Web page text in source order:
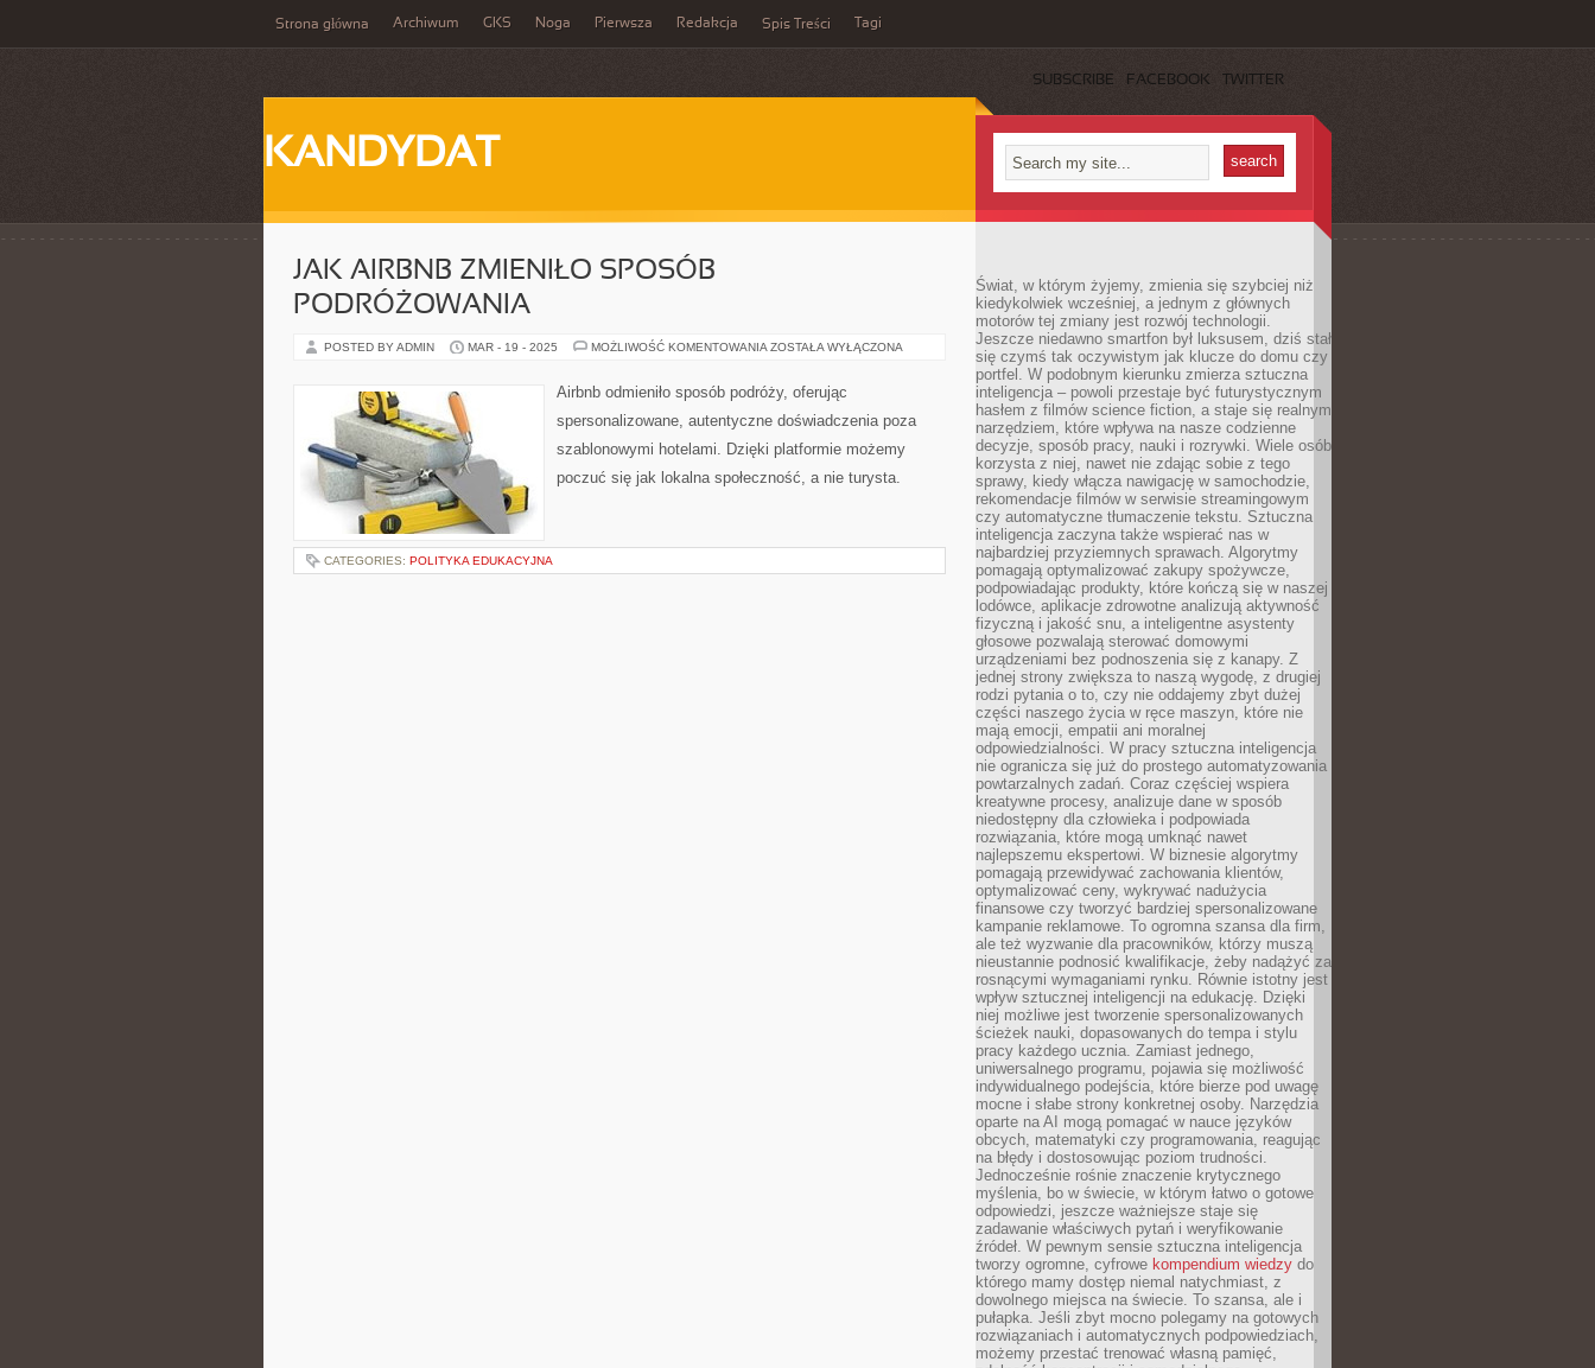
Strona główna Archiwum GKS Noga Pierwsza Redakcja Spis Treści Tagi
SUBSCRIBE FACEBOOK TWITTER
KANDYDAT
JAK AIRBNB ZMIENIŁO SPOSÓB
PODRÓŻOWANIA
POSTED BY ADMIN MAR - 19 - 2025 MOŻLIWOŚĆ KOMENTOWANIA JAK
SPOSÓB
PODRÓŻOWANIA
ZOSTAŁA WYŁĄCZONA
Airbnb odmieniło sposób podróży, oferując
spersonalizowane, autentyczne doświadczenia poza
szablonowymi hotelami. Dzięki platformie możemy
poczuć się jak lokalna społeczność, a nie turysta.
CATEGORIES: POLITYKA EDUKACYJNA
Świat, w którym żyjemy, zmienia się szybciej niż
kiedykolwiek wcześniej, a jednym z głównych
motorów tej zmiany jest rozwój technologii.
Jeszcze niedawno smartfon był luksusem, dziś stał
się czymś tak oczywistym jak klucze do domu czy
portfel. W podobnym kierunku zmierza sztuczna
inteligencja – powoli przestaje być futurystycznym
hasłem z filmów science fiction, a staje się realnym
narzędziem, które wpływa na nasze codzienne
decyzje, sposób pracy, nauki i rozrywki. Wiele osób
korzysta z niej, nawet nie zdając sobie z tego
sprawy, kiedy włącza nawigację w samochodzie,
rekomendacje filmów w serwisie streamingowym
czy automatyczne tłumaczenie tekstu. Sztuczna
inteligencja zaczyna także wspierać nas w
najbardziej przyziemnych sprawach. Algorytmy
pomagają optymalizować zakupy spożywcze,
podpowiadając produkty, które kończą się w naszej
lodówce, aplikacje zdrowotne analizują aktywność
fizyczną i jakość snu, a inteligentne asystenty
głosowe pozwalają sterować domowymi
urządzeniami bez podnoszenia się z kanapy. Z
jednej strony zwiększa to naszą wygodę, z drugiej
rodzi pytania o to, czy nie oddajemy zbyt dużej
części naszego życia w ręce maszyn, które nie
mają emocji, empatii ani moralnej
odpowiedzialności. W pracy sztuczna inteligencja
nie ogranicza się już do prostego automatyzowania
powtarzalnych zadań. Coraz częściej wspiera
kreatywne procesy, analizuje dane w sposób
niedostępny dla człowieka i podpowiada
rozwiązania, które mogą umknąć nawet
najlepszemu ekspertowi. W biznesie algorytmy
pomagają przewidywać zachowania klientów,
optymalizować ceny, wykrywać nadużycia
finansowe czy tworzyć bardziej spersonalizowane
kampanie reklamowe. To ogromna szansa dla firm,
ale też wyzwanie dla pracowników, którzy muszą
nieustannie podnosić kwalifikacje, żeby nadążyć za
rosnącymi wymaganiami rynku. Równie istotny jest
wpływ sztucznej inteligencji na edukację. Dzięki
niej możliwe jest tworzenie spersonalizowanych
ścieżek nauki, dopasowanych do tempa i stylu
pracy każdego ucznia. Zamiast jednego,
uniwersalnego programu, pojawia się możliwość
indywidualnego podejścia, które bierze pod uwagę
mocne i słabe strony konkretnej osoby. Narzędzia
oparte na AI mogą pomagać w nauce języków
obcych, matematyki czy programowania, reagując
na błędy i dostosowując poziom trudności.
Jednocześnie rośnie znaczenie krytycznego
myślenia, bo w świecie, w którym łatwo o gotowe
odpowiedzi, jeszcze ważniejsze staje się
zadawanie właściwych pytań i weryfikowanie
źródeł. W pewnym sensie sztuczna inteligencja
tworzy ogromne, cyfrowe kompendium wiedzy do
którego mamy dostęp niemal natychmiast, z
dowolnego miejsca na świecie. To szansa, ale i
pułapka. Jeśli zbyt mocno polegamy na gotowych
rozwiązaniach i automatycznych podpowiedziach,
możemy przestać trenować własną pamięć,